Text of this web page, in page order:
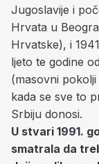
Jugoslavije i
Hrvata u
Hrvatske), i
ljeto te godine
(masovni
kada se sve to
Srbiju donosi.
U stvari 1991.
smatrala da